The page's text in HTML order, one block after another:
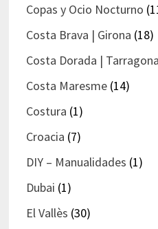
Copas y Ocio Nocturno
Costa Brava | Girona (18)
Costa Dorada | Tarragona
Costa Maresme(14)
Costura (1)
Croacia (7)
DIY – Manualidades (1)
Dubai (1)
El Vallès (30)